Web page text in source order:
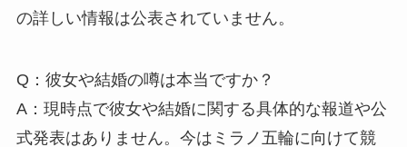
の詳しい情報は公表されていません。
Q：彼女や結婚の噂は本当ですか？
A：現時点で彼女や結婚に関する具体的な報道や公
式発表はありません。今はミラノ五輪に向けて競